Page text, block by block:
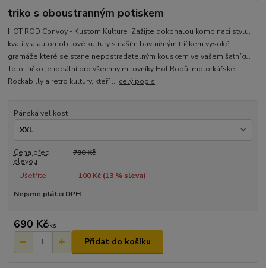
triko s oboustranným potiskem
HOT ROD Convoy - Kustom Kulture Zažijte dokonalou kombinaci stylu,
kvality a automobilové kultury s naším bavlněným tričkem vysoké
gramáže které se stane nepostradatelným kouskem ve vašem šatníku.
Toto tričko je ideální pro všechny milovníky Hot Rodů, motorkářské,
Rockabilly a retro kultury, kteří ... celý popis
Pánská velikost
Cena před
slevou
790 Kč
Ušetříte 100 Kč (13% sleva)
Nejsme plátci DPH
690 Kč/ks
Přidat do košíku